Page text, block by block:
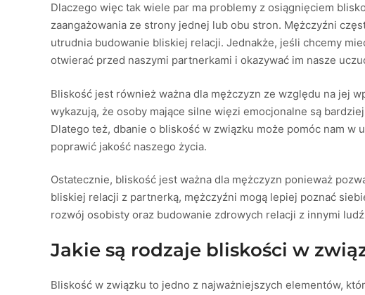
Dlaczego więc tak wiele par ma problemy z osiągnięciem
zaangażowania ze strony jednej lub obu stron. Mężczyźni
utrudnia budowanie bliskiej relacji. Jednakże, jeśli chcemy
otwierać przed naszymi partnerkami i okazywać im nasze
Bliskość jest również ważna dla mężczyzn ze względu na jej
wykazują, że osoby mające silne więzi emocjonalne są
Dlatego też, dbanie o bliskość w związku może pomóc nam w
poprawić jakość naszego życia.
Ostatecznie, bliskość jest ważna dla mężczyzn ponieważ
bliskiej relacji z partnerką, mężczyźni mogą lepiej poznać
rozwój osobisty oraz budowanie zdrowych relacji z innymi
Jakie są rodzaje bliskości w
Bliskość w związku to jedno z najważniejszych elementów,